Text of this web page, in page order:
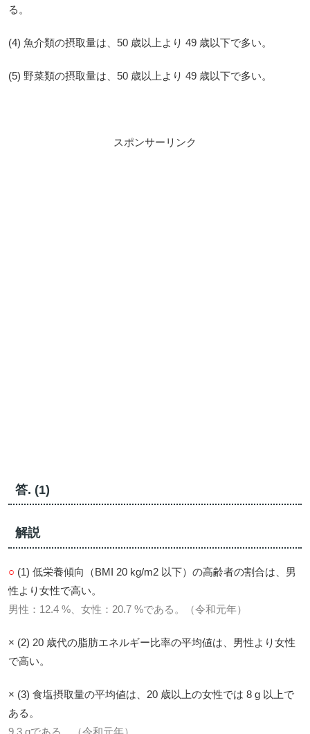
る。
(4) 魚介類の摂取量は、50 歳以上より 49 歳以下で多い。
(5) 野菜類の摂取量は、50 歳以上より 49 歳以下で多い。
スポンサーリンク
答. (1)
解説
○ (1) 低栄養傾向（BMI 20 kg/m2 以下）の高齢者の割合は、男
性より女性で高い。
男性：12.4 %、女性：20.7 %である。（令和元年）
× (2) 20 歳代の脂肪エネルギー比率の平均値は、男性より女性
で高い。
× (3) 食塩摂取量の平均値は、20 歳以上の女性では 8 g 以上で
ある。
9.3 gである。（令和元年）